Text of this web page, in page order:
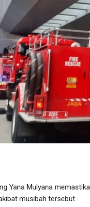
Yana Mulyana
musibah tersebut.